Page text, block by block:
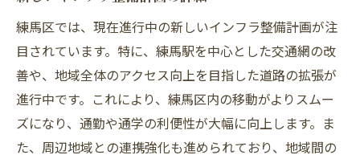
練馬区では、現在進行中の新しいインフラ整備計画が注
目されています。特に、練馬駅を中心とした交通網の改
善や、地域全体のアクセス向上を目指した道路の拡張が
進行中です。これにより、練馬区内の移動がよりスムー
ズになり、通勤や通学の利便性が大幅に向上します。ま
た、周辺地域との連携強化も進められており、地域間の